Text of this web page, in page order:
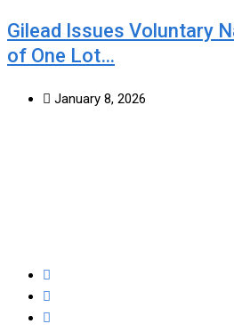
Gilead Issues Voluntary
of One Lot…
January 8, 2026